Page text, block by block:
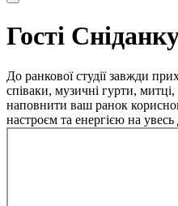
Гості
До ранкової студії завжди
співаки, музичні гурти,
наповнити ваш ранок
настроєм та енергією на увесь